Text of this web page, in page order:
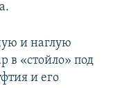
и наглую
в «стойло» под
и его